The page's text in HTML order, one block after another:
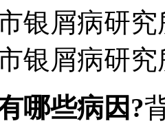
银屑病研究
银屑病研究
哪些病因?